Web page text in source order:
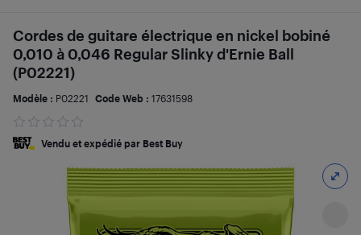
Cordes de guitare électrique en nickel bobiné
0,010 à 0,046 Regular Slinky d'Ernie Ball
(P02221)
Modèle : P02221 Code Web : 17631598
Vendu et expédié par Best Buy